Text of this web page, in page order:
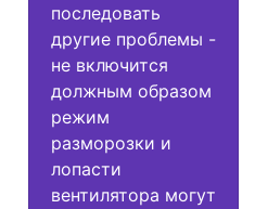
последовать
другие проблемы -
не включится
должным образом
режим
разморозки и
лопасти
вентилятора могут